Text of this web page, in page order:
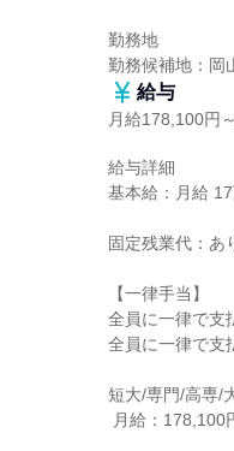
勤務地
勤務候補地：岡
給与
月給178,100円
給与詳細
基本給：月給
固定残業代：あ
【一律手当】
全員に一律で支
全員に一律で支
短大/専門/高専/